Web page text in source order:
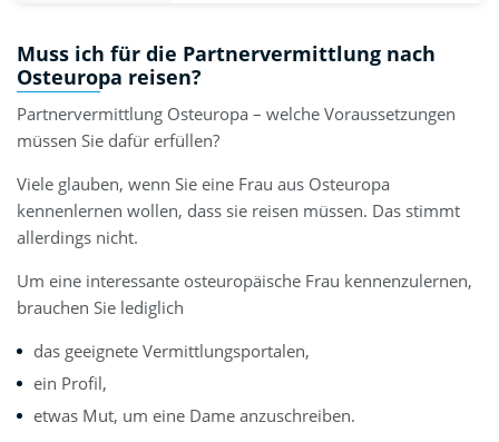
Muss ich für die Partnervermittlung nach
Osteuropa reisen?
Partnervermittlung Osteuropa – welche Voraussetzungen
müssen Sie dafür erfüllen?
Viele glauben, wenn Sie eine Frau aus Osteuropa
kennenlernen wollen, dass sie reisen müssen. Das stimmt
allerdings nicht.
Um eine interessante osteuropäische Frau kennenzulernen,
brauchen Sie lediglich
das geeignete Vermittlungsportalen,
ein Profil,
etwas Mut, um eine Dame anzuschreiben.